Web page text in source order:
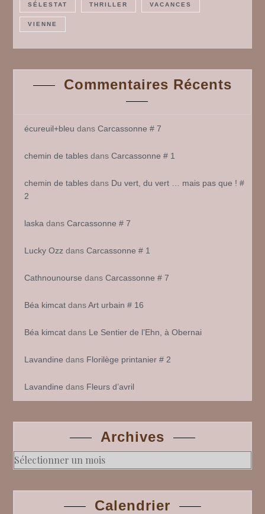
SÉLESTAT THRILLER VACANCES
VIENNE
Commentaires Récents
écureuil+bleu dansCarcassonne # 7
chemin de tables dansCarcassonne # 1
chemin de tables dans Du vert, du vert … mais pas que ! #
2
laska dansCarcassonne # 7
Lucky Ozz dansCarcassonne # 1
Cathnounourse dansCarcassonne # 7
Béa kimcat dansArt urbain # 16
Béa kimcat dans Le Sentier de l’Ehn, à Obernai
Lavandine dans Florilège printanier # 2
Lavandine dans Fleurs d’avril
Archives
Archives
Calendrier